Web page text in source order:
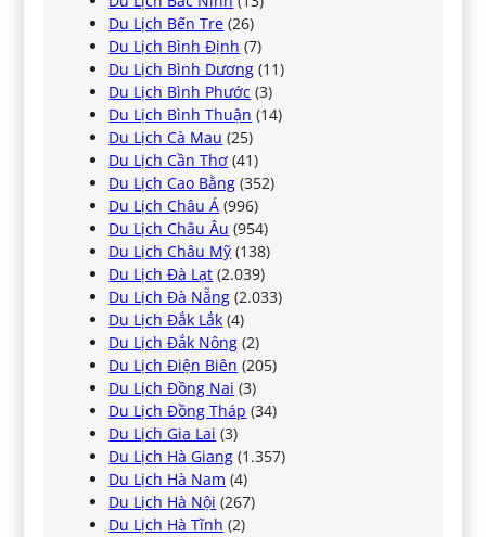
Du Lịch Bến Tre (26)
Du Lịch Bình Định (7)
Du Lịch Bình Dương (11)
Du Lịch Bình Phước (3)
Du Lịch Bình Thuận (14)
Du Lịch Cà Mau (25)
Du Lịch Cần Thơ (41)
Du Lịch Cao Bằng (352)
Du Lịch Châu Á (996)
Du Lịch Châu Âu (954)
Du Lịch Châu Mỹ (138)
Du Lịch Đà Lạt (2.039)
Du Lịch Đà Nẵng (2.033)
Du Lịch Đắk Lắk (4)
Du Lịch Đắk Nông (2)
Du Lịch Điện Biên (205)
Du Lịch Đồng Nai (3)
Du Lịch Đồng Tháp (34)
Du Lịch Gia Lai (3)
Du Lịch Hà Giang (1.357)
Du Lịch Hà Nam (4)
Du Lịch Hà Nội (267)
Du Lịch Hà Tĩnh (2)